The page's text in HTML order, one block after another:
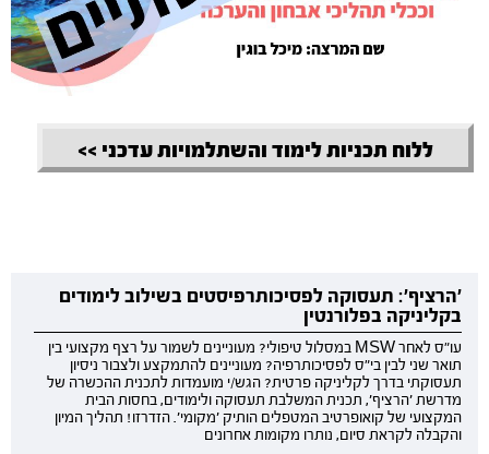
ללוח תכניות לימוד והשתלמויות עדכני >>
'הרציף': תעסוקה לפסיכותרפיסטים בשילוב לימודים
בקליניקה בפלורנטין
עו"ס לאחר MSW במסלול טיפולי? מעוניינים לשמור על רצף מקצועי בין
תואר שני לבין בי"ס לפסיכותרפיה? מעוניינים להתמקצע ולצבור ניסיון
תעסוקתי בדרך לקליניקה פרטית? הגש/י מועמדות לתכנית ההכשרה של
מדרשת 'הרציף', תכנית המשלבת תעסוקה ולימודים, בחסות הבית
המקצועי של קואופרטיב המטפלים הותיק 'מקומי'. הזדרזו! תהליך המיון
והקבלה לקראת סיום, נותרו מקומות אחרונים